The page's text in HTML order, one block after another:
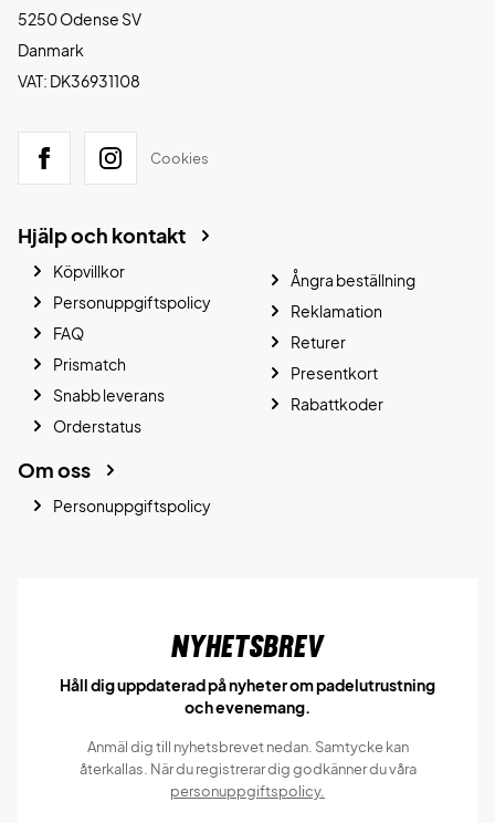
5250 Odense SV
Danmark
VAT: DK36931108
Cookies
Hjälp och kontakt
Köpvillkor
Personuppgiftspolicy
FAQ
Prismatch
Snabb leverans
Orderstatus
Ångra beställning
Reklamation
Returer
Presentkort
Rabattkoder
Om oss
Personuppgiftspolicy
Nyhetsbrev
Håll dig uppdaterad på nyheter om padelutrustning
och evenemang.
Anmäl dig till nyhetsbrevet nedan. Samtycke kan
återkallas. När du registrerar dig godkänner du våra
personuppgiftspolicy.